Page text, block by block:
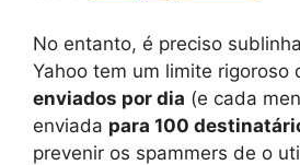
No entanto, é preciso
Yahoo tem um limite rigoroso
enviados por dia (e cada
enviada para 100
prevenir os spammers de o